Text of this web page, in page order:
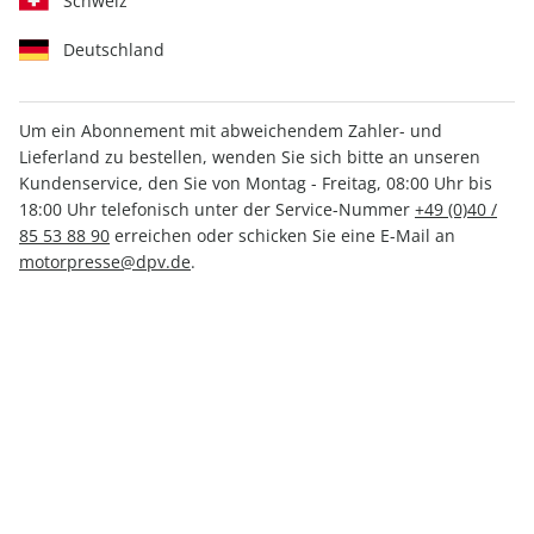
MOTORRAD Katalog 01/2025
Verfügbar - Nur solange der Vorrat reicht
Deutschland
Um ein Abonnement mit abweichendem Zahler- und
Lieferland zu bestellen, wenden Sie sich bitte an unseren
Kundenservice, den Sie von Montag - Freitag, 08:00 Uhr bis
18:00 Uhr telefonisch unter der Service-Nummer +49 (0)40 /
85 53 88 90 erreichen oder schicken Sie eine E-Mail an
motorpresse@dpv.de.